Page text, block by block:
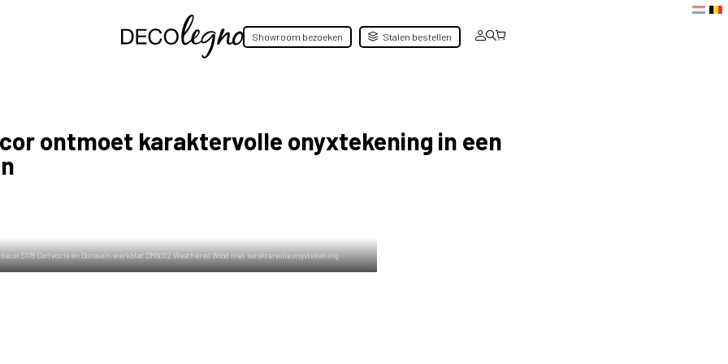
Showroom bezoeken Stalen bestellen
ontmoet karaktervolle onyxtekening in een
S176 Corteccia en Durasein werkblad DM5002 Weathered Wood met karaktervolle onyxtekening